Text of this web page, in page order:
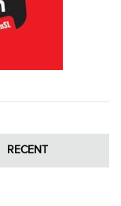
RECENT